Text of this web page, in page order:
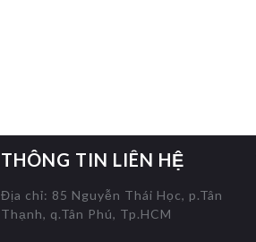
THÔNG TIN LIÊN HỆ
Địa chỉ: 85 Nguyễn Thái Học, p.Tân
Thạnh, q.Tân Phú, Tp.HCM